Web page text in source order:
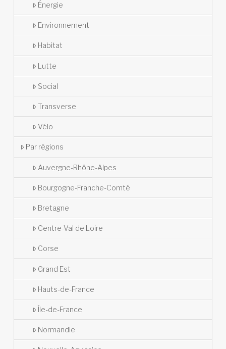
Énergie
Environnement
Habitat
Lutte
Social
Transverse
Vélo
Par régions
Auvergne-Rhône-Alpes
Bourgogne-Franche-Comté
Bretagne
Centre-Val de Loire
Corse
Grand Est
Hauts-de-France
Île-de-France
Normandie